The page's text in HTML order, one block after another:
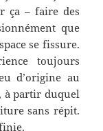
ça – faire des
que
se fissure.
toujours
d’origine au
à partir duquel
sans répit.